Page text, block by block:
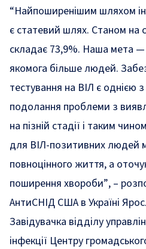
“Найпоширенішим шляхом
є статевий шлях. Станом на
складає 73,9%. Наша мета
якомога більше людей.
тестування на ВІЛ є однією
подолання проблеми з
на пізній стадії і таким
для ВІЛ-позитивних людей
повноцінного життя, а
поширення хвороби”, –
АнтиСНІД США в Україні
Завідувачка відділу
інфекції Центру